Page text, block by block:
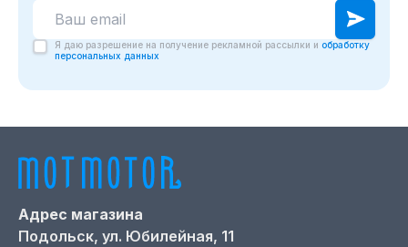
Я даю разрешение на получение рекламной рассылки и обработку
персональных данных
Адрес магазина
Подольск, ул. Юбилейная, 11